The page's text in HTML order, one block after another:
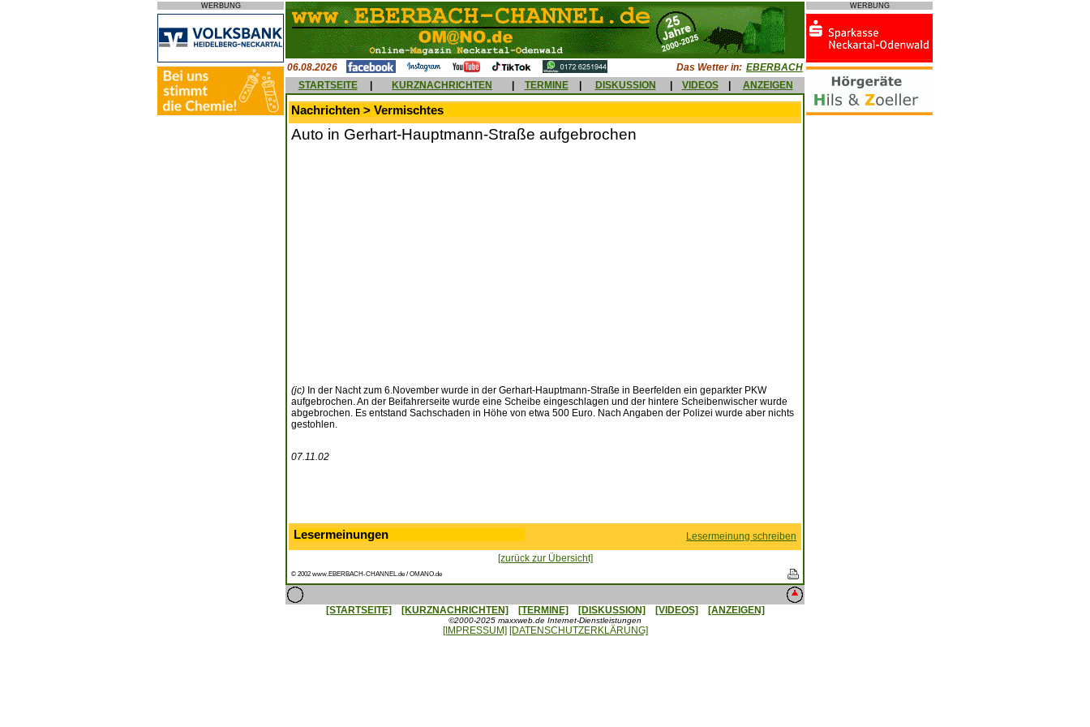
WERBUNG
06.08.2026 Das Wetter in: EBERBACH
STARTSEITE
KURZNACHRICHTEN TERMINE DISKUSSION VIDEOS ANZEIGEN
Nachrichten > Vermischtes
Auto in Gerhart-Hauptmann-Straße aufgebrochen
(jc) In der Nacht zum 6.November wurde in der Gerhart-Hauptmann-Straße in Beerfelden ein geparkter PKW
aufgebrochen. An der Beifahrerseite wurde eine Scheibe eingeschlagen und der hintere Scheibenwischer wurde
abgebrochen. Es entstand Sachschaden in Höhe von etwa 500 Euro. Nach Angaben der Polizei wurde aber nichts
gestohlen.
07.11.02
Lesermeinungen
Lesermeinung schreiben
[zurück zur Übersicht]
© 2002 www.EBERBACH-CHANNEL.de / OMANO.de
[STARTSEITE] [KURZNACHRICHTEN] [TERMINE] [DISKUSSION] [VIDEOS] [ANZEIGEN]
©2000-2025 maxxweb.de Internet-Dienstleistungen
[IMPRESSUM] [DATENSCHUTZERKLÄRUNG]
WERBUNG